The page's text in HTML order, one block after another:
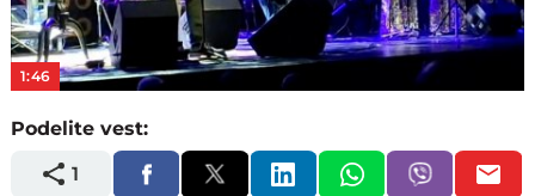
Video
1:46
Podelite vest:
1